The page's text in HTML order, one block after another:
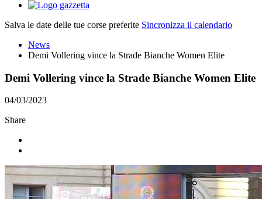
Salva le date delle tue corse preferite Sincronizza il calendario
News
Demi Vollering vince la Strade Bianche Women Elite
Demi Vollering vince la Strade Bianche Women Elite
04/03/2023
Share